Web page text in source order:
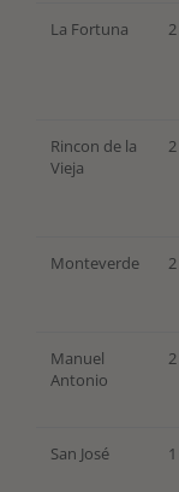
La Fortuna 2
Rincon de la
Vieja
2
Monteverde 2
Manuel
Antonio
2
San José 1